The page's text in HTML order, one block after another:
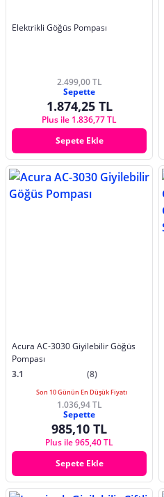
Elektrikli Göğüs Pompası
2.499,00 TL
Sepette
1.874,25 TL
Plus ile 1.836,77 TL
Sepete Ekle
Acura AC-3030 Giyilebilir Göğüs
Pompası
3.1
(8)
Son 10 Günün En Düşük Fiyatı
1.036,94 TL
Sepette
985,10 TL
Plus ile 965,40 TL
Sepete Ekle